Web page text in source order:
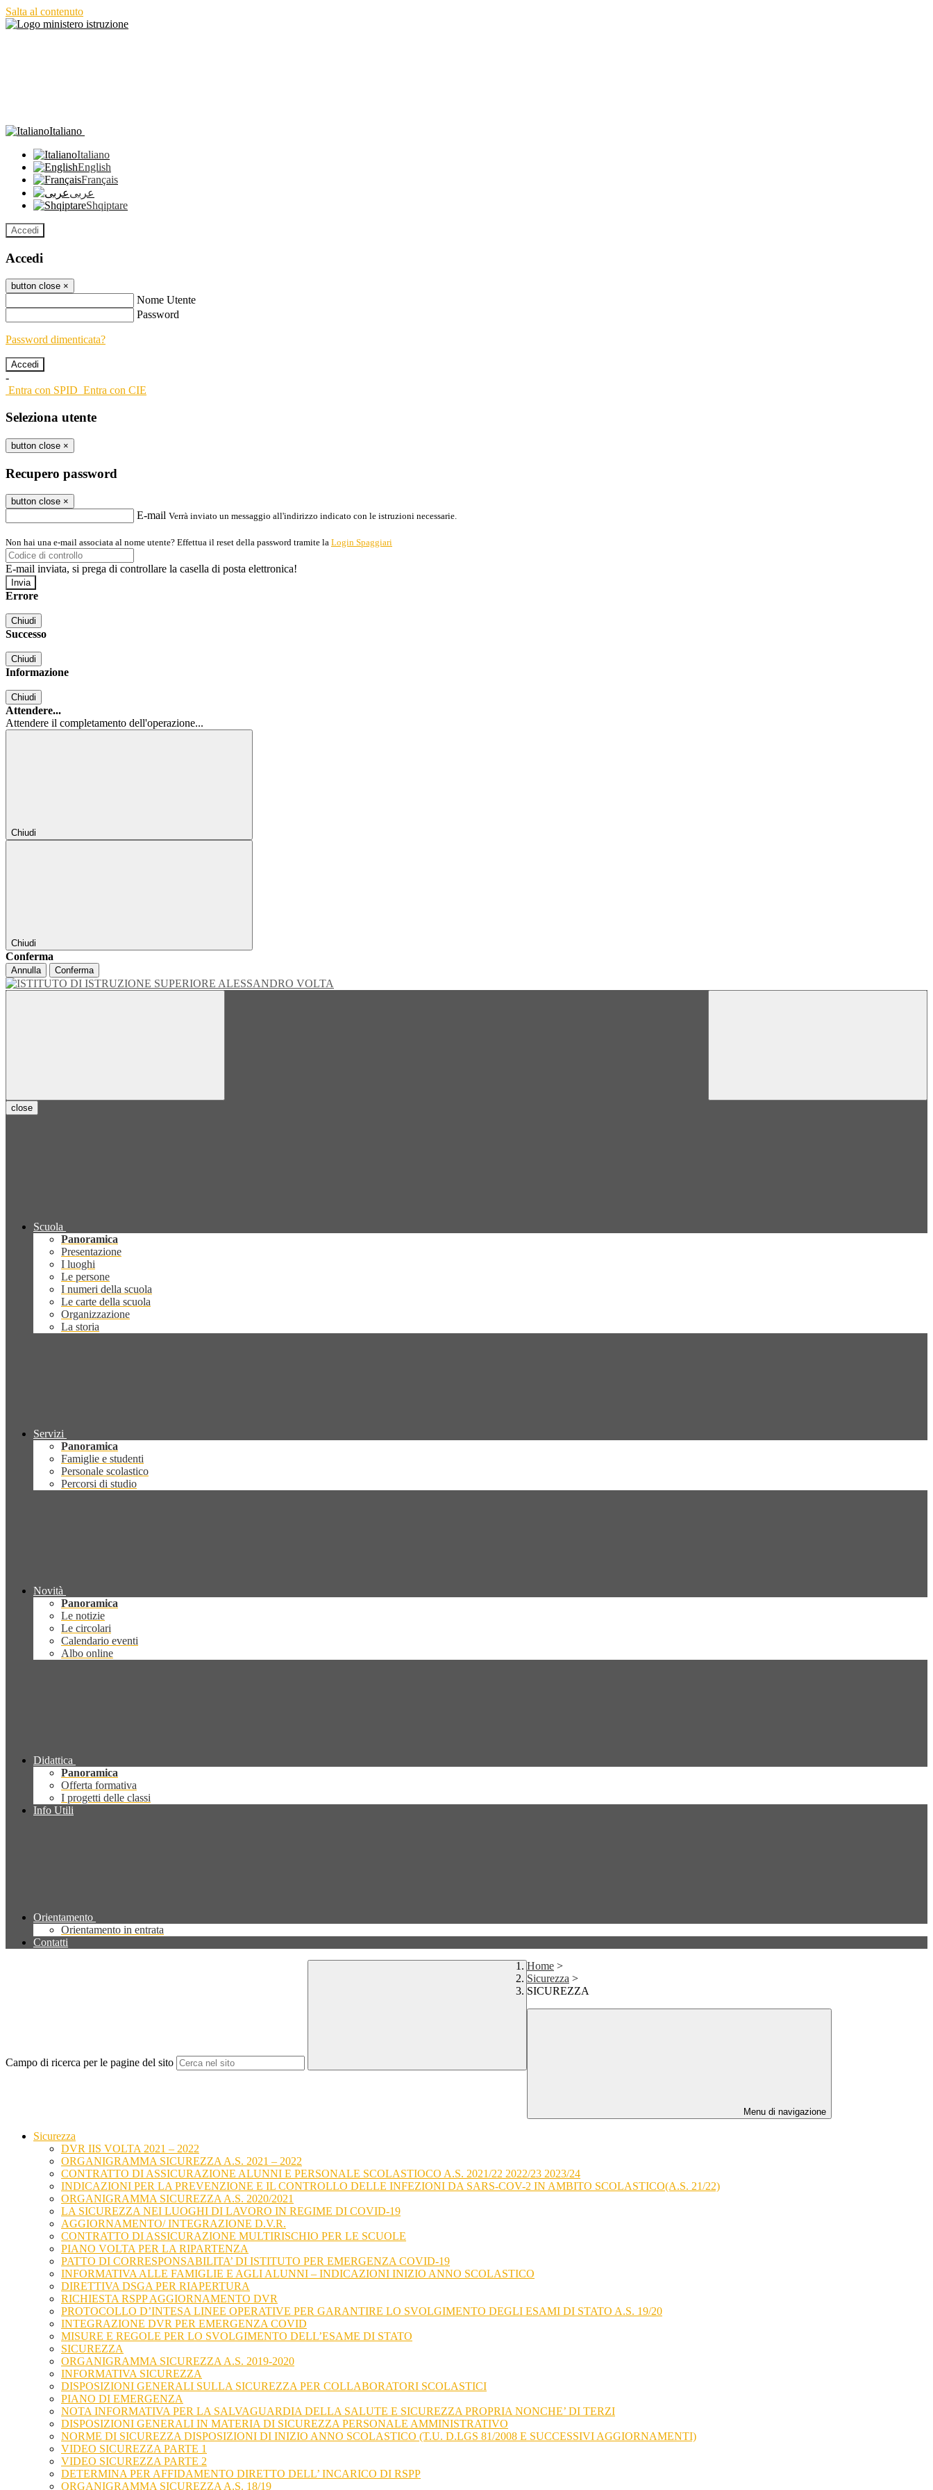
Salta al contenuto
Italiano
Italiano
English
Français
عربى
Shqiptare
Accedi
Accedi
button close ×
Nome Utente
Password
Password dimenticata?
-
Entra con SPID Entra con CIE
Seleziona utente
button close ×
Recupero password
button close ×
E-mail Verrà inviato un messaggio all'indirizzo indicato con le istruzioni necessarie.
Non hai una e-mail associata al nome utente? Effettua il reset della password tramite la Login Spaggiari
E-mail inviata, si prega di controllare la casella di posta elettronica!
Errore
Chiudi
Successo
Chiudi
Informazione
Chiudi
Attendere...
Attendere il completamento dell'operazione...
Chiudi
Chiudi
Conferma
Annulla Conferma
close
Scuola
Panoramica
Presentazione
I luoghi
Le persone
I numeri della scuola
Le carte della scuola
Organizzazione
La storia
Servizi
Panoramica
Famiglie e studenti
Personale scolastico
Percorsi di studio
Novità
Panoramica
Le notizie
Le circolari
Calendario eventi
Albo online
Didattica
Panoramica
Offerta formativa
I progetti delle classi
Info Utili
Orientamento
Orientamento in entrata
Contatti
Campo di ricerca per le pagine del sito
Home >
Sicurezza >
SICUREZZA
Menu di navigazione
Sicurezza
DVR IIS VOLTA 2021 – 2022
ORGANIGRAMMA SICUREZZA A.S. 2021 – 2022
CONTRATTO DI ASSICURAZIONE ALUNNI E PERSONALE SCOLASTIOCO A.S. 2021/22 2022/23 2023/24
INDICAZIONI PER LA PREVENZIONE E IL CONTROLLO DELLE INFEZIONI DA SARS-COV-2 IN AMBITO SCOLASTICO(A.S. 21/22)
ORGANIGRAMMA SICUREZZA A.S. 2020/2021
LA SICUREZZA NEI LUOGHI DI LAVORO IN REGIME DI COVID-19
AGGIORNAMENTO/ INTEGRAZIONE D.V.R.
CONTRATTO DI ASSICURAZIONE MULTIRISCHIO PER LE SCUOLE
PIANO VOLTA PER LA RIPARTENZA
PATTO DI CORRESPONSABILITA’ DI ISTITUTO PER EMERGENZA COVID-19
INFORMATIVA ALLE FAMIGLIE E AGLI ALUNNI – INDICAZIONI INIZIO ANNO SCOLASTICO
DIRETTIVA DSGA PER RIAPERTURA
RICHIESTA RSPP AGGIORNAMENTO DVR
PROTOCOLLO D’INTESA LINEE OPERATIVE PER GARANTIRE LO SVOLGIMENTO DEGLI ESAMI DI STATO A.S. 19/20
INTEGRAZIONE DVR PER EMERGENZA COVID
MISURE E REGOLE PER LO SVOLGIMENTO DELL’ESAME DI STATO
SICUREZZA
ORGANIGRAMMA SICUREZZA A.S. 2019-2020
INFORMATIVA SICUREZZA
DISPOSIZIONI GENERALI SULLA SICUREZZA PER COLLABORATORI SCOLASTICI
PIANO DI EMERGENZA
NOTA INFORMATIVA PER LA SALVAGUARDIA DELLA SALUTE E SICUREZZA PROPRIA NONCHE’ DI TERZI
DISPOSIZIONI GENERALI IN MATERIA DI SICUREZZA PERSONALE AMMINISTRATIVO
NORME DI SICUREZZA DISPOSIZIONI DI INIZIO ANNO SCOLASTICO (T.U. D.LGS 81/2008 E SUCCESSIVI AGGIORNAMENTI)
VIDEO SICUREZZA PARTE 1
VIDEO SICUREZZA PARTE 2
DETERMINA PER AFFIDAMENTO DIRETTO DELL’ INCARICO DI RSPP
ORGANIGRAMMA SICUREZZA A.S. 18/19